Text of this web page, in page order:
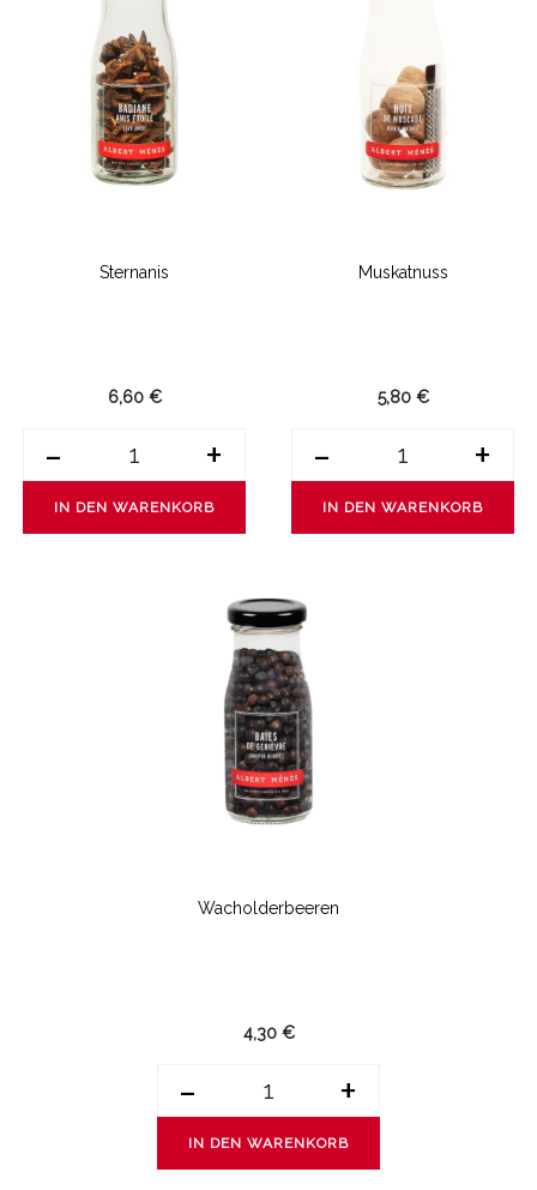
Sternanis
6,60 €
- +
IN DEN WARENKORB
Muskatnuss
5,80 €
- +
IN DEN WARENKORB
Wacholderbeeren
4,30 €
- +
IN DEN WARENKORB